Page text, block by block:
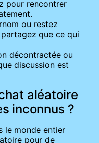
pour rencontrer
ou restez
que ce qui
décontractée ou
discussion est
aléatoire
inconnus ?
le monde entier
pour de